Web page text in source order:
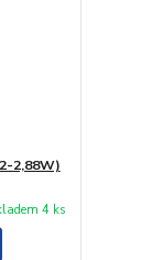
2,88W)
4 ks